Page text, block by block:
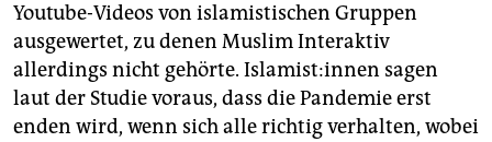
Youtube-Videos von islamistischen Gruppen
ausgewertet, zu denen Muslim Interaktiv
allerdings nicht gehörte. Is­la­mis­t:in­nen sagen
laut der Studie voraus, dass die Pandemie erst
enden wird, wenn sich alle richtig verhalten, wobei